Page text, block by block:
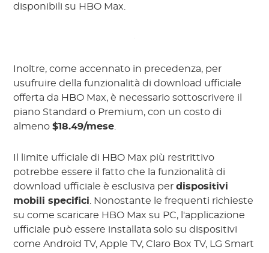
disponibili su HBO Max.
Inoltre, come accennato in precedenza, per
usufruire della funzionalità di download ufficiale
offerta da HBO Max, è necessario sottoscrivere il
piano Standard o Premium, con un costo di
almeno$18.49/mese
Il limite ufficiale di HBO Max più restrittivo
potrebbe essere il fatto che la funzionalità di
download ufficiale è esclusiva perdispositivi
mobili specifici . Nonostante le frequenti richieste
su come scaricare HBO Max su PC, l'applicazione
ufficiale può essere installata solo su dispositivi
come Android TV, Apple TV, Claro Box TV, LG Smart